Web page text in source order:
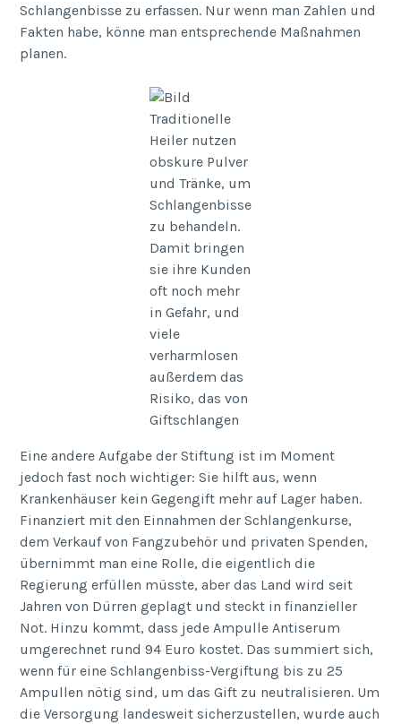
Schlangenbisse zu erfassen. Nur wenn man Zahlen und
Fakten habe, könne man entsprechende Maßnahmen
planen.
Traditionelle
Heiler nutzen
obskure Pulver
und Tränke, um
Schlangenbisse
zu behandeln.
Damit bringen
sie ihre Kunden
oft noch mehr
in Gefahr, und
viele
verharmlosen
außerdem das
Risiko, das von
Giftschlangen
Eine andere Aufgabe der Stiftung ist im Moment
jedoch fast noch wichtiger: Sie hilft aus, wenn
Krankenhäuser kein Gegengift mehr auf Lager haben.
Finanziert mit den Einnahmen der Schlangenkurse,
dem Verkauf von Fangzubehör und privaten Spenden,
übernimmt man eine Rolle, die eigentlich die
Regierung erfüllen müsste, aber das Land wird seit
Jahren von Dürren geplagt und steckt in finanzieller
Not. Hinzu kommt, dass jede Ampulle Antiserum
umgerechnet rund 94 Euro kostet. Das summiert sich,
wenn für eine Schlangenbiss-Vergiftung bis zu 25
Ampullen nötig sind, um das Gift zu neutralisieren. Um
die Versorgung landesweit sicherzustellen, wurde auch